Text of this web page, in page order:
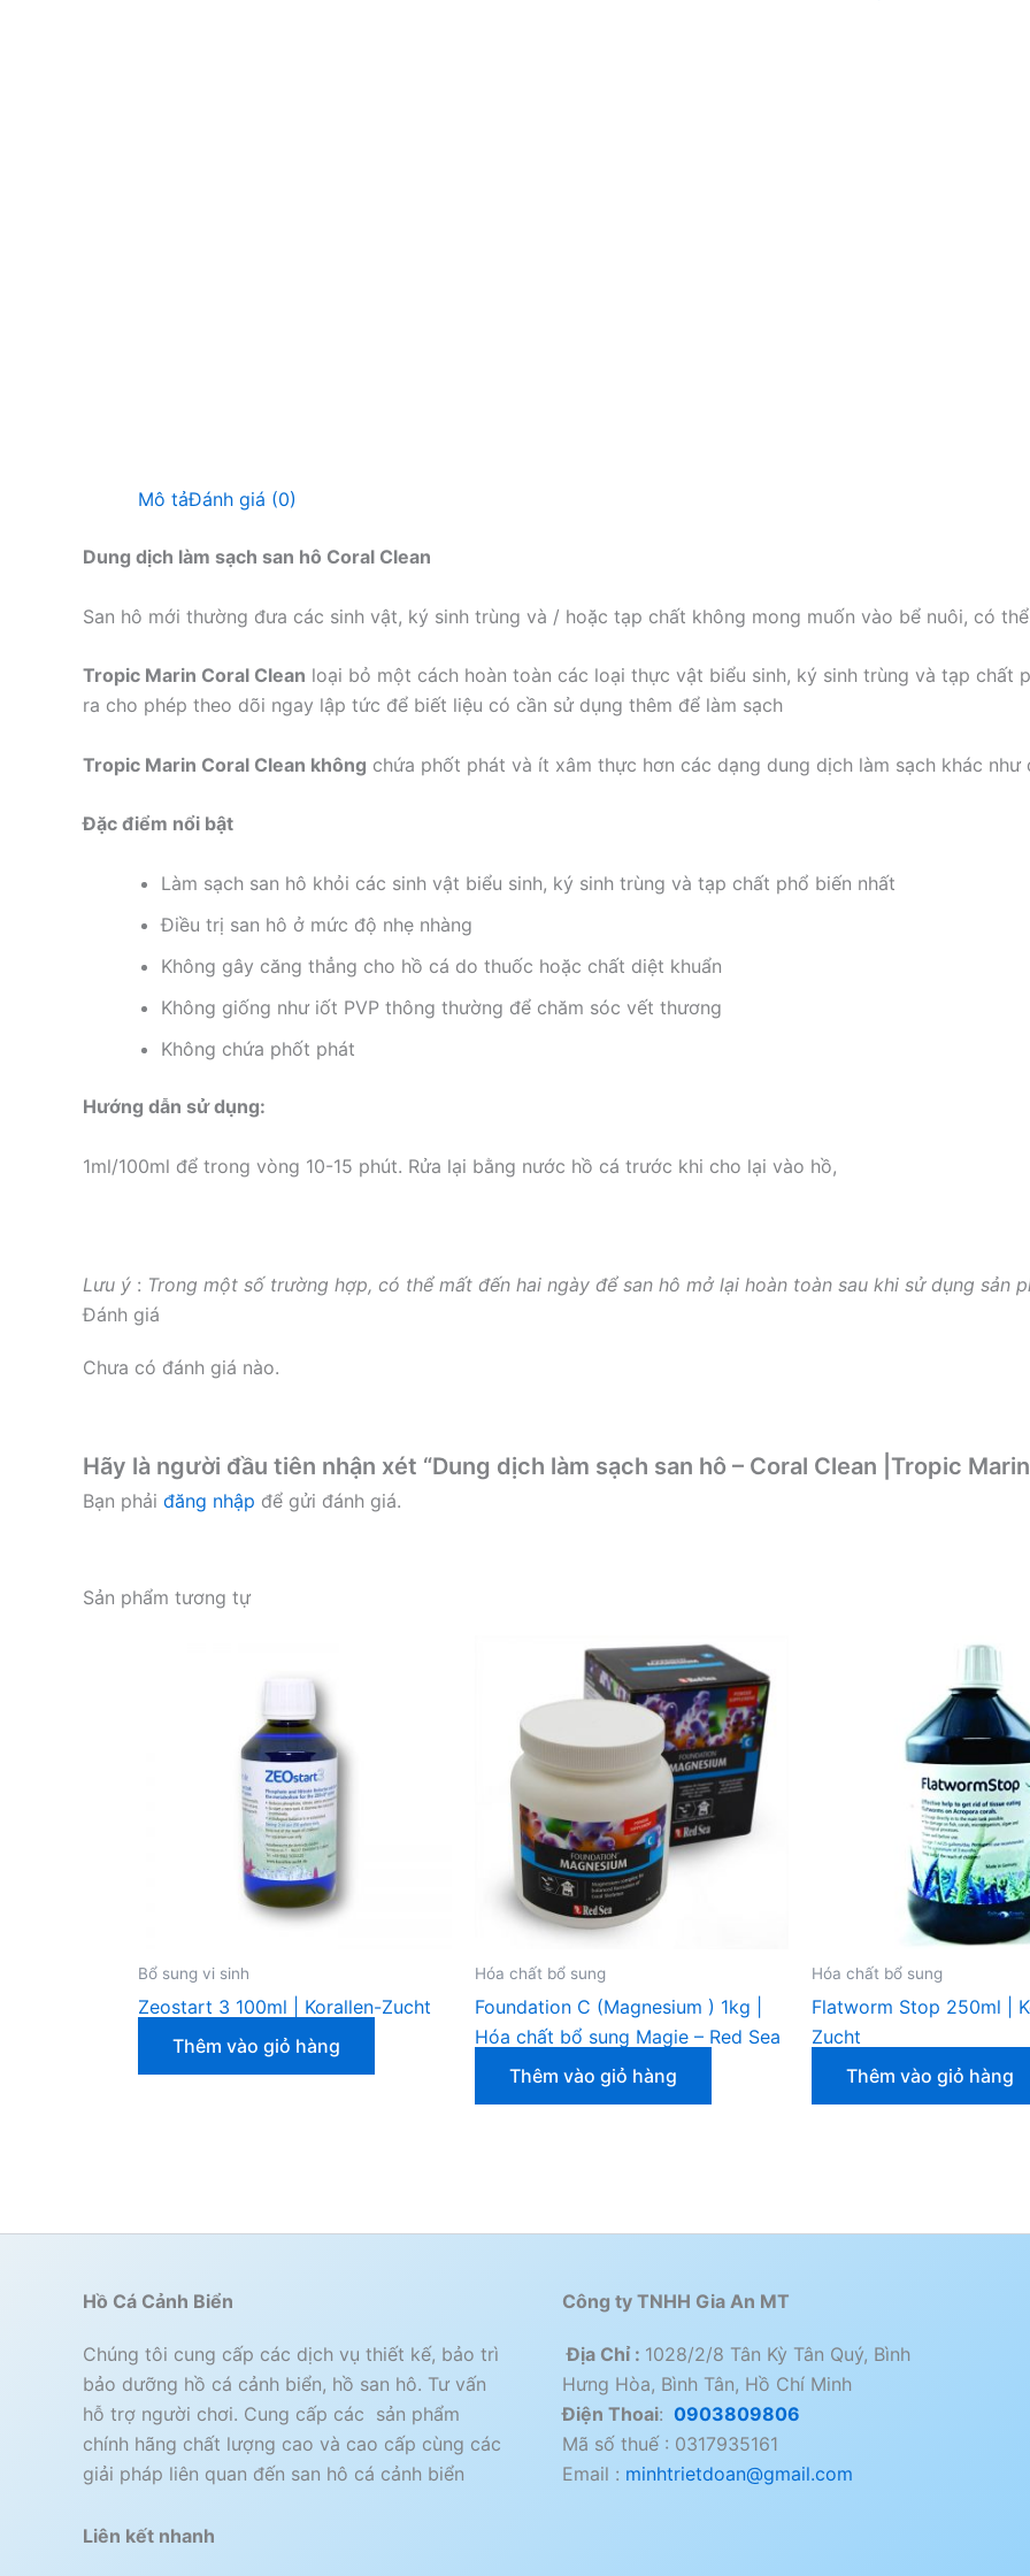
Mô tảĐánh giá (0)
Dung dịch làm sạch san hô Coral Clean
San hô mới thường đưa các sinh vật, ký sinh trùng và / hoặc tạp chất không mong muốn vào bể nuôi, có
Tropic Marin Coral Clean loại bỏ một cách hoàn toàn các loại thực vật biểu sinh, ký sinh trùng và tạp chất
ra cho phép theo dõi ngay lập tức để biết liệu có cần sử dụng thêm để làm sạch
Tropic Marin Coral Clean không chứa phốt phát và ít xâm thực hơn các dạng dung dịch làm sạch khác
Đặc điểm nổi bật
Làm sạch san hô khỏi các sinh vật biểu sinh, ký sinh trùng và tạp chất phổ biến nhất
Điều trị san hô ở mức độ nhẹ nhàng
Không gây căng thẳng cho hồ cá do thuốc hoặc chất diệt khuẩn
Không giống như iốt PVP thông thường để chăm sóc vết thương
Không chứa phốt phát
Hướng dẫn sử dụng:
1ml/100ml để trong vòng 10-15 phút. Rửa lại bằng nước hồ cá trước khi cho lại vào hồ,
Lưu ý : Trong một số trường hợp, có thể mất đến hai ngày để san hô mở lại hoàn toàn sau khi sử dụng sản
Đánh giá
Chưa có đánh giá nào.
Hãy là người đầu tiên nhận xét “Dung dịch làm sạch san hô – Coral Clean |Tropic
Bạn phải đăng nhập để gửi đánh giá.
Sản phẩm tương tự
Bổ sung vi sinh
Zeostart 3 100ml | Korallen-Zucht
Thêm vào giỏ hàng
Hóa chất bổ sung
Foundation C (Magnesium ) 1kg |
Hóa chất bổ sung Magie – Red Sea
Thêm vào giỏ hàng
Hóa chất bổ sung
Flatworm Stop 250ml |
Zucht
Thêm vào giỏ hàng
Hồ Cá Cảnh Biển
Chúng tôi cung cấp các dịch vụ thiết kế, bảo trì
bảo dưỡng hồ cá cảnh biển, hồ san hô. Tư vấn
hỗ trợ người chơi. Cung cấp các sản phẩm
chính hãng chất lượng cao và cao cấp cùng các
giải pháp liên quan đến san hô cá cảnh biển
Liên kết nhanh
Công ty TNHH Gia An MT
Địa Chỉ : 1028/2/8 Tân Kỳ Tân Quý, Bình
Hưng Hòa, Bình Tân, Hồ Chí Minh
Điện Thoai: 0903809806
Mã số thuế : 0317935161
Email : minhtrietdoan@gmail.com